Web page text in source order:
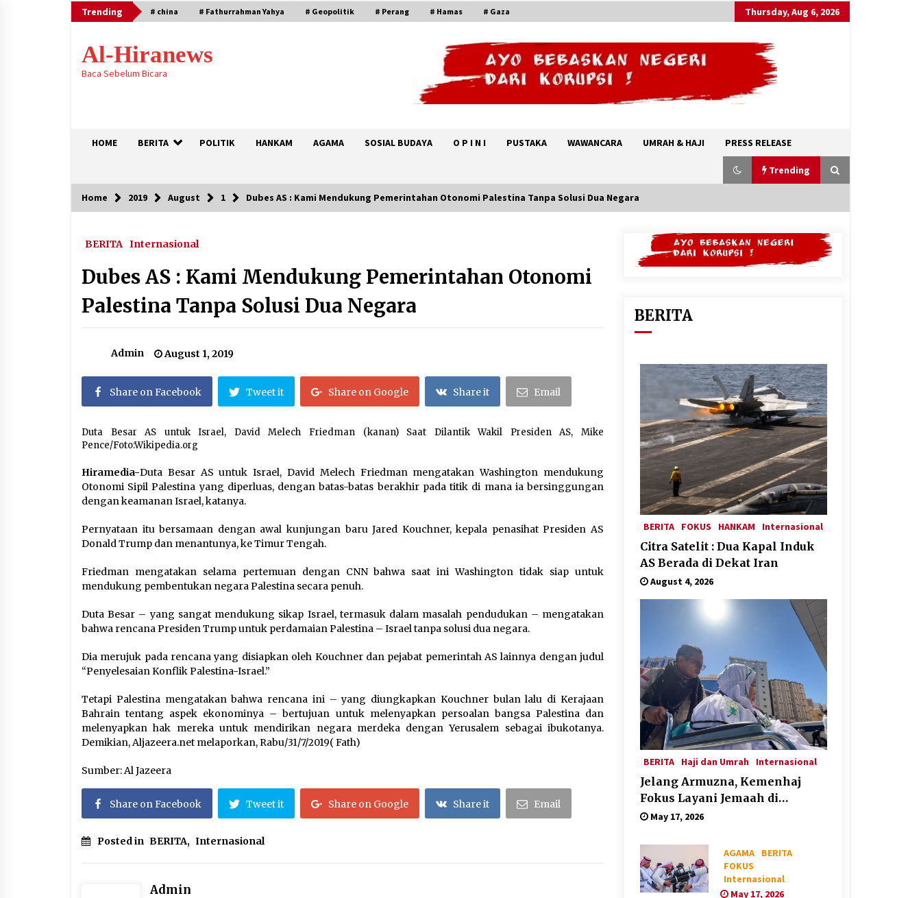
Skip
to
Trending # china # Fathurrahman Yahya # Geopolitik # Perang # Hamas # Gaza Thursday, Aug 6, 2026
Al-Hiranews
Baca Sebelum Bicara
HOME BERITA POLITIK HANKAM AGAMA SOSIAL BUDAYA O P I N I PUSTAKA WAWANCARA UMRAH & HAJI PRESS RELEASE
Trending
Trending
Citra Satelit : Dua Kapal Induk AS
August 4, 2026 May 17, 2026
Kerajaan Arab Saudi Menyerukan
Peng Matan Hilal Dzul Hijjah pada
Hari Minggu
Hari Keempat Operasional Haji
April 25, 2026
Jemaah Haji Indonesia Mulai
Berangkat Melalui Makkah Route,
Dilema Perang AS-Israel VS Iran:
Menang Kekuatan Tempur, Kalah
Laporan Aljazeera.net, Fasilitas
Nuklir Iran antara Pegawasan dan
Pembongkaran : Apa saja Skenario
Kalkulasi Dampak ‘’Serangan
Militer’’ AS ke Iran dan Penolakan
Arab Saudi
February 6, 2026
Dirjen Bina Penyelenggaraan Haji
Tegaskan PPIH Harus Deliver
January 15, 2026 January 15, 2026
Rezim Khamenei di Persimpangan:
antara Mempertahankan Status
Quo atau Perubahan
January 14, 2026
Home 2019 August 1 Dubes AS : Kami Mendukung Pemerintahan Otonomi Palestina Tanpa Solusi Dua Negara
BERITA Internasional
Dubes AS : Kami Mendukung Pemerintahan Otonomi
Palestina Tanpa Solusi Dua Negara
Admin August 1, 2019
Share on Facebook Tweet it Share on Google Share it Email
Duta Besar AS untuk Israel, David Melech Friedman (kanan) Saat Dilantik Wakil Presiden AS, Mike
Pence/Foto:Wikipedia.org
Hiramedia-Duta Besar AS untuk Israel, David Melech Friedman mengatakan Washington mendukung
Otonomi Sipil Palestina yang diperluas, dengan batas-batas berakhir pada titik di mana ia bersinggungan
dengan keamanan Israel, katanya.
Pernyataan itu bersamaan dengan awal kunjungan baru Jared Kouchner, kepala penasihat Presiden AS
Donald Trump dan menantunya, ke Timur Tengah.
Friedman mengatakan selama pertemuan dengan CNN bahwa saat ini Washington tidak siap untuk
mendukung pembentukan negara Palestina secara penuh.
Duta Besar – yang sangat mendukung sikap Israel, termasuk dalam masalah pendudukan – mengatakan
bahwa rencana Presiden Trump untuk perdamaian Palestina – Israel tanpa solusi dua negara.
Dia merujuk pada rencana yang disiapkan oleh Kouchner dan pejabat pemerintah AS lainnya dengan judul
“Penyelesaian Konflik Palestina-Israel.”
Tetapi Palestina mengatakan bahwa rencana ini – yang diungkapkan Kouchner bulan lalu di Kerajaan
Bahrain tentang aspek ekonominya – bertujuan untuk melenyapkan persoalan bangsa Palestina dan
melenyapkan hak mereka untuk mendirikan negara merdeka dengan Yerusalem sebagai ibukotanya.
Demikian, Aljazeera.net melaporkan, Rabu/31/7/2019( Fath)
Sumber: Al Jazeera
Share on Facebook Tweet it Share on Google Share it Email
Posted in BERITA, Internasional
Admin
BERITA
BERITA FOKUS HANKAM Internasional
Citra Satelit : Dua Kapal Induk
AS Berada di Dekat Iran
August 4, 2026
BERITA Haji dan Umrah Internasional
Jelang Armuzna, Kemenhaj
Fokus Layani Jemaah di
Makkah
May 17, 2026
AGAMA
BERITA
FOKUS
Internasional
May 17, 2026